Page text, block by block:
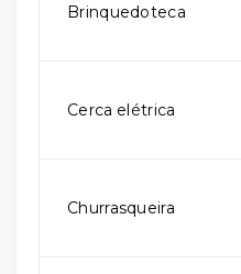
Brinquedoteca
Cerca elétrica
Churrasqueira